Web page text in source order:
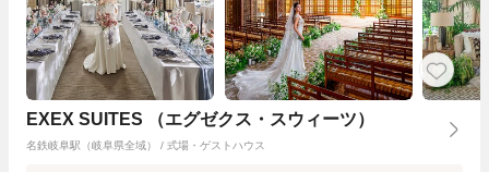
EXEX SUITES （エグゼクス・スウィーツ）
名鉄岐阜駅（岐阜県全域） / 式場・ゲストハウス